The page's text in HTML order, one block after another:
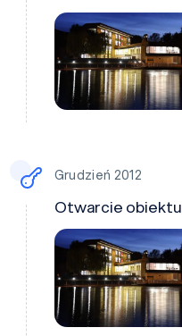
Grudzień 2012
Otwarcie obiektu